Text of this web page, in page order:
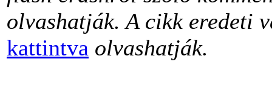
olvashatják. A cikk eredeti
kattintva olvashatják.